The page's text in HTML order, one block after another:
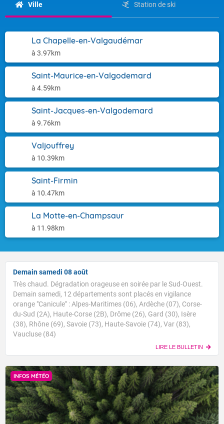
Ville Station de ski
La Chapelle-en-Valgaudémar
à 3.97km
Saint-Maurice-en-Valgodemard
à 4.59km
Saint-Jacques-en-Valgodemard
à 9.76km
Valjouffrey
à 10.39km
Saint-Firmin
à 10.47km
La Motte-en-Champsaur
à 11.98km
Demain samedi 08 août
Très chaud. Dégradation orageuse en soirée par le Sud-Ouest.
Demain samedi, 12 départements sont placés en vigilance
orange "Canicule" : Alpes-Maritimes (06), Ardèche (07), Corse-
du-Sud (2A), Haute-Corse (2B), Drôme (26), Gard (30), Isère
(38), Rhône (69), Savoie (73), Haute-Savoie (74), Var (83),
Vaucluse (84)
LIRE LE BULLETIN
INFOS MÉTÉO